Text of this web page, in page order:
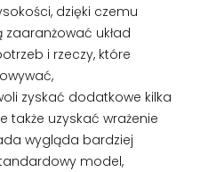
dzięki czemu
zaaranżować układ
i rzeczy, które
zyskać dodatkowe kilka
także uzyskać wrażenie
wygląda bardziej
model,